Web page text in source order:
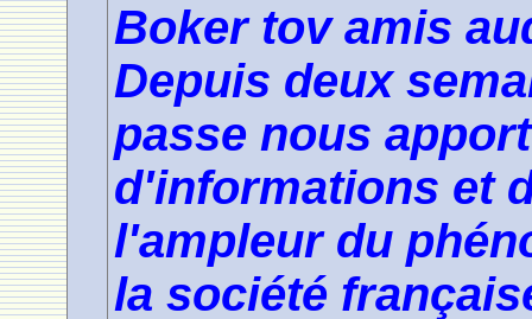
Boker tov amis
Depuis deux
passe nous
d'informations et
l'ampleur du
la société